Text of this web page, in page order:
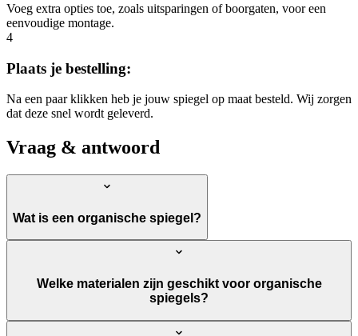
Voeg extra opties toe, zoals uitsparingen of boorgaten, voor een
eenvoudige montage.
4
Plaats je bestelling:
Na een paar klikken heb je jouw spiegel op maat besteld. Wij zorgen
dat deze snel wordt geleverd.
Vraag & antwoord
Wat is een organische spiegel?
Welke materialen zijn geschikt voor organische
spiegels?